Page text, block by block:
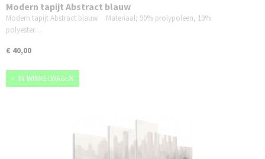
Modern tapijt Abstract blauw
Modern tapijt Abstract blauw. Materiaal; 90% prolypoleen, 10%
polyester…
€ 40,00
IN WINKELWAGEN